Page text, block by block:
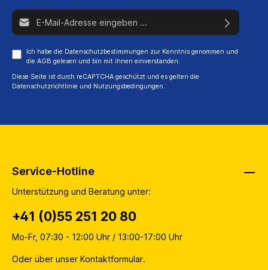
E-Mail-Adresse*
Ich habe die Datenschutzbestimmungen zur Kenntnis genommen und
die AGB gelesen und bin mit ihnen einverstanden.
Diese Seite ist durch reCAPTCHA geschützt und es gelten die
Datenschutzrichtlinie und Nutzungsbedingungen.
Service-Hotline
Unterstützung und Beratung unter:
+41 (0)55 251 20 80
Mo-Fr, 07:30 - 12:00 Uhr / 13:00-17:00 Uhr
Oder über unser Kontaktformular.